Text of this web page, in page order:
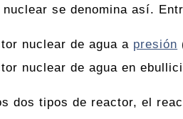
se denomina así.
nuclear de agua a presión
nuclear de agua en
dos tipos de reactor, el